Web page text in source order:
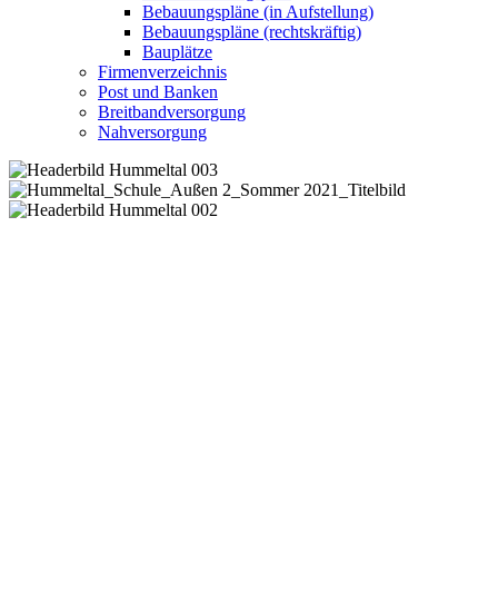
Bebauungspläne (in Aufstellung)
Bebauungspläne (rechtskräftig)
Bauplätze
Firmenverzeichnis
Post und Banken
Breitbandversorgung
Nahversorgung